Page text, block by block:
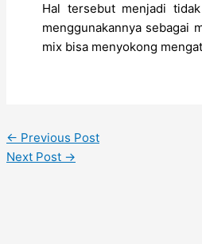
Hal tersebut menjadi
menggunakannya sebagai
mix bisa menyokong
← Previous Post
Next Post →